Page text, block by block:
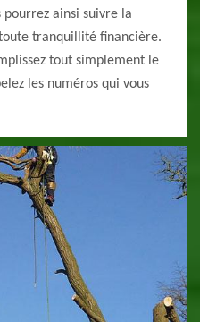
pourrez ainsi suivre la
tranquillité financière.
tout simplement le
les numéros qui vous